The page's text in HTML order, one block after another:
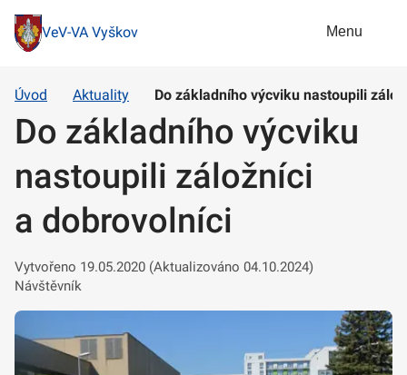
VeV-VA Vyškov Menu
Úvod Aktuality Do základního výcviku nastoupili
Do základního výcviku
nastoupili záložníci
a dobrovolníci
Vytvořeno 19.05.2020 (Aktualizováno 04.10.2024)
Návštěvník